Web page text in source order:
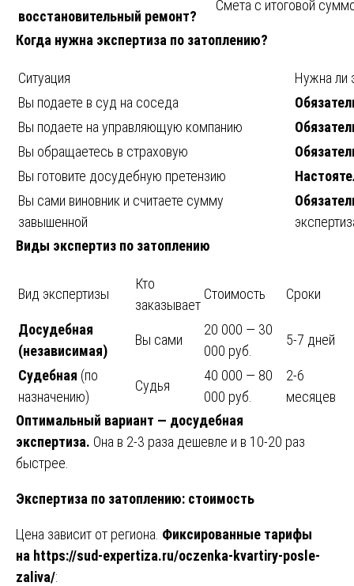
восстановительный ремонт?
Смета с итоговой
Когда нужна экспертиза по затоплению?
Ситуация
Нужна ли
Вы подаете в суд на соседа
Вы подаете на управляющую компанию
Вы обращаетесь в страховую
Вы готовите досудебную претензию
Вы сами виновник и считаете сумму
завышенной
Виды экспертиз по затоплению
Вид экспертизы
Кто
заказывает
Стоимость Сроки
Досудебная
(независимая)
Вы сами
20 000 — 30
000 руб.
5-7 дней
Судебная (по
назначению)
Судья
40 000 — 80
000 руб.
2-6
месяцев
Оптимальный вариант — досудебная
экспертиза. Она в 2-3 раза дешевле и в 10-20 раз
быстрее.
Экспертиза по затоплению: стоимость
Цена зависит от региона. Фиксированные тарифы
на https://sud-expertiza.ru/oczenka-kvartiry-posle-
zaliva/: